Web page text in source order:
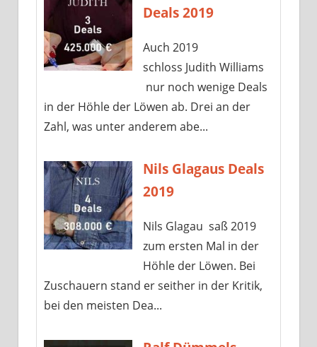
Deals 2019
Auch 2019
schloss Judith Williams
nur noch wenige Deals
in der Höhle der Löwen ab. Drei an der
Zahl, was unter anderem abe...
Nils Glagaus Deals
2019
Nils Glagau saß 2019
zum ersten Mal in der
Höhle der Löwen. Bei
Zuschauern stand er seither in der Kritik,
bei den meisten Dea...